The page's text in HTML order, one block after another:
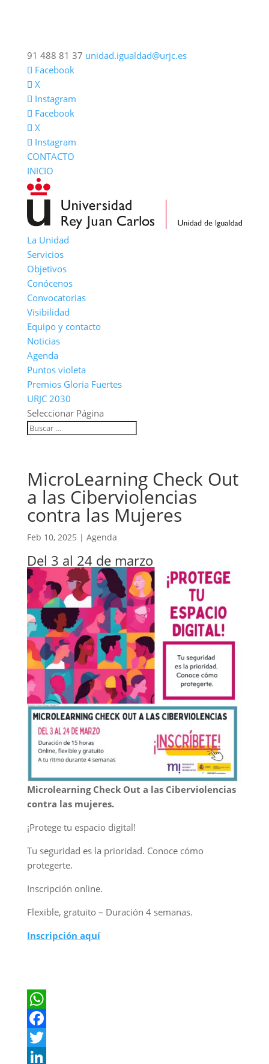
91 488 81 37 unidad.igualdad@urjc.es
Facebook
X
Instagram
Facebook
X
Instagram
CONTACTO
INICIO
La Unidad
Servicios
Objetivos
Conócenos
Convocatorias
Visibilidad
Equipo y contacto
Noticias
Agenda
Puntos violeta
Premios Gloria Fuertes
URJC 2030
Seleccionar Página
MicroLearning Check Out
a las Ciberviolencias
contra las Mujeres
Feb 10, 2025 | Agenda
Del 3 al 24 de marzo
Microlearning Check Out a las Ciberviolencias
contra las mujeres.
¡Protege tu espacio digital!
Tu seguridad es la prioridad. Conoce cómo
protegerte.
Inscripción online.
Flexible, gratuito – Duración 4 semanas.
Inscripción aquí
WhatsApp
Facebook
Twitter